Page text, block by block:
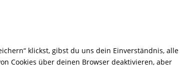
klickst, gibst du uns dein Einverständnis, alle
Cookies über deinen Browser deaktivieren, aber